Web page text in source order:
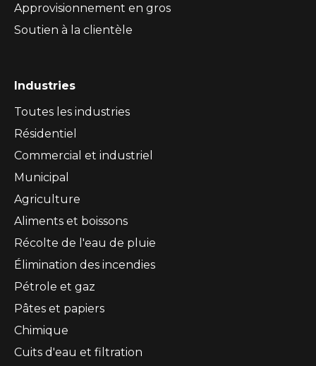
Approvisionnement en gros
Soutien à la clientèle
Industries
Toutes les industries
Résidentiel
Commercial et industriel
Municipal
Agriculture
Aliments et boissons
Récolte de l'eau de pluie
Élimination des incendies
Pétrole et gaz
Pâtes et papiers
Chimique
Cuits d'eau et filtration